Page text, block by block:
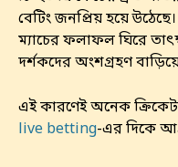
বেটিং জনপ্রিয় হয়ে
ম্যাচের ফলাফল ঘিরে
দর্শকদের অংশগ্রহণ
এই কারণেই অনেক
live betting-এর দিকে